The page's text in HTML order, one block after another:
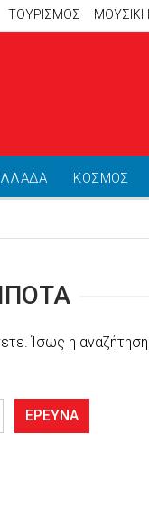
ΤΟΥΡΙΣΜΟΣ ΜΟΥΣΙΚΗ
ΚΟΣΜΟΣ
Ίσως η